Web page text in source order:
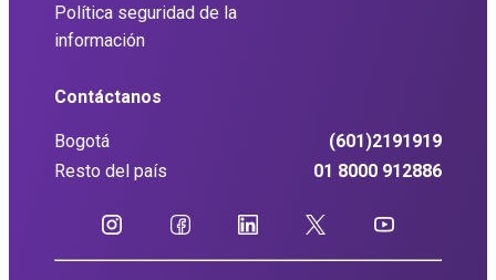
Política seguridad de la
información
Contáctanos
Bogotá
(601)2191919
Resto del país
01 8000 912886